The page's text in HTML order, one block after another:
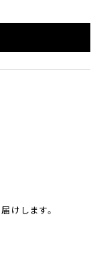
けします。